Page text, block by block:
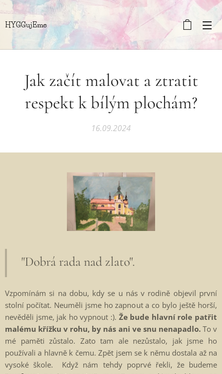
HYGGujEme
Jak začít malovat a ztratit
respekt k bílým plochám?
16.09.2024
"Dobrá rada nad zlato".
Vzpomínám si na dobu, kdy se u nás v rodině objevil první
stolní počítat. Neuměli jsme ho zapnout a co bylo ještě horší,
nevěděli jsme, jak ho vypnout :). Že bude hlavní role patřit
malému křížku v rohu, by nás ani ve snu nenapadlo.To v
mé paměti zůstalo. Zato tam ale nezůstalo, jak jsme ho
používali a hlavně k čemu. Zpět jsem se k němu dostala až na
vysoké škole. Když nám tehdy poprvé řekli, že budeme